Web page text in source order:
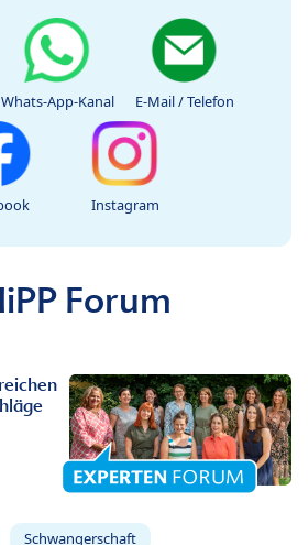
Whats-App-Kanal E-Mail / Telefon
Instagram
Forum
Schwangerschaft